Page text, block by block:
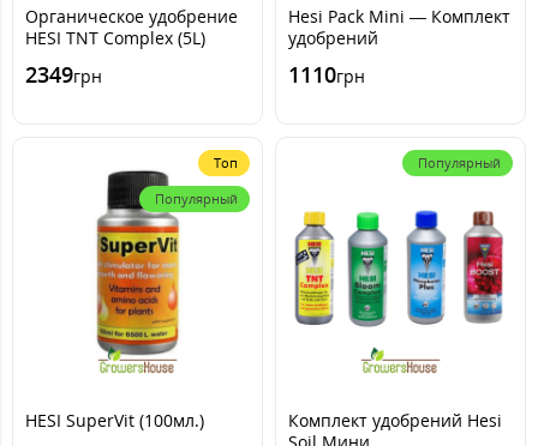
Органическое удобрение
HESI TNT Complex (5L)
2349грн
Hesi Pack Mini — Комплект
удобрений
1110грн
Топ
Популярный
HESI SuperVit (100мл.)
Популярный
Комплект удобрений Hesi